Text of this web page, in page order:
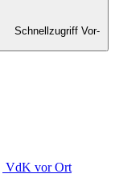
Schnellzugriff Vor-
VdK vor Ort